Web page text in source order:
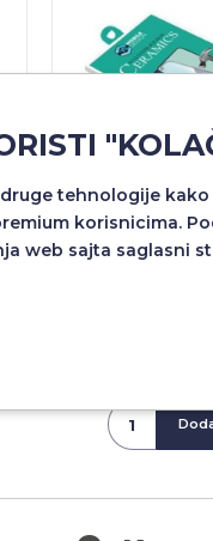
FOLIJA ZA
tehnologije
korisnicima.
web sajta saglasni